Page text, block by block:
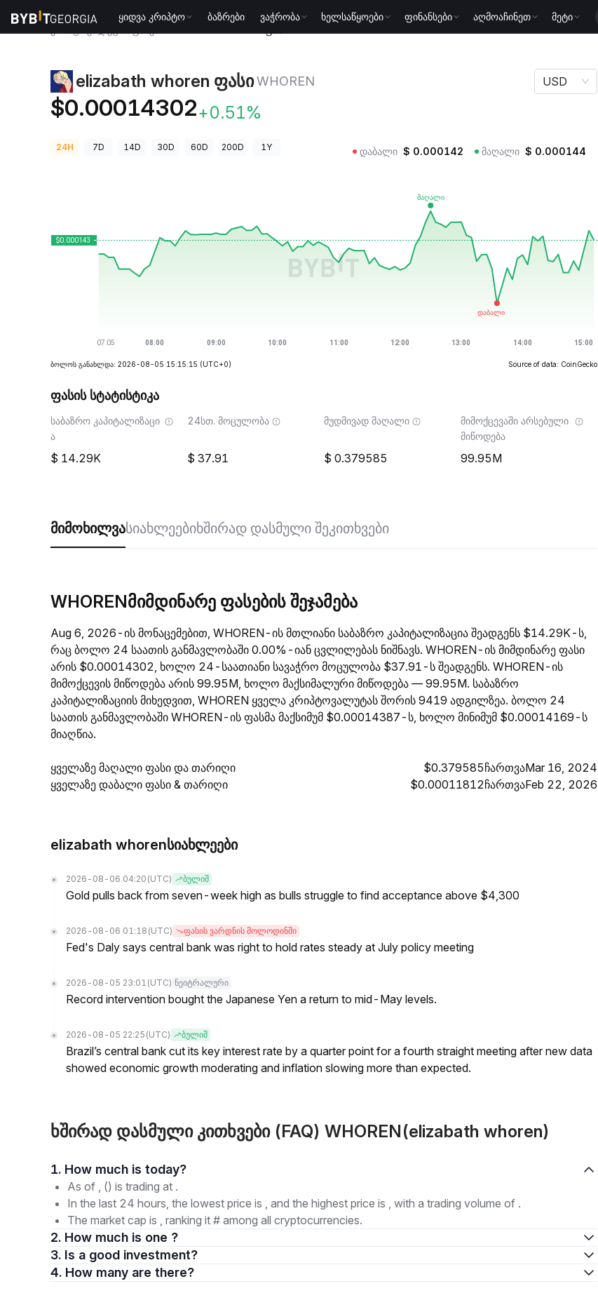
ყიდვა კრიპტო ბაზრები ვაჭრობა ხელსაწყოები ფინანსები აღმოაჩინეთ მეტი
elizabath whoren ფასიWHOREN
$0.00014302+0.51%
USD
24H 7D 14D 30D 60D 200D 1Y დაბალი $ 0.000142 მაღალი $ 0.000144
ბოლოს განახლდა: 2026-08-05 15:15:15 (UTC+0) Source of data: CoinGecko
ფასის სტატისტიკა
საბაზრო კაპიტალიზაცი
ა
14.29K
24სთ. მოცულობა
37.91
მუდმივად მაღალი
0.379585
მიმოქცევაში არსებული
მიწოდება
99.95M
მიმოხილვასიახლეებიხშირად დასმული შეკითხვები
WHORENმიმდინარე ფასების შეჯამება
Aug 6, 2026-ის მონაცემებით, WHOREN-ის მთლიანი საბაზრო კაპიტალიზაცია შეადგენს $14.29K-ს,
რაც ბოლო 24 საათის განმავლობაში 0.00%-იან ცვლილებას ნიშნავს. WHOREN-ის მიმდინარე ფასი
არის $0.00014302, ხოლო 24-საათიანი სავაჭრო მოცულობა $37.91-ს შეადგენს. WHOREN-ის
მიმოქცევის მიწოდება არის 99.95M, ხოლო მაქსიმალური მიწოდება — 99.95M. საბაზრო
კაპიტალიზაციის მიხედვით, WHOREN ყველა კრიპტოვალუტას შორის 9419 ადგილზეა. ბოლო 24
საათის განმავლობაში WHOREN-ის ფასმა მაქსიმუმ $0.00014387-ს, ხოლო მინიმუმ $0.00014169-ს
მიაღწია.
ყველაზე მაღალი ფასი და თარიღი
$0.379585ჩართვაMar 16, 2024
ყველაზე დაბალი ფასი & თარიღი
$0.00011812ჩართვაFeb 22, 2026
elizabath whorenსიახლეები
2026-08-06 04:20 (UTC) ბულიშ
Gold pulls back from seven-week high as bulls struggle to find acceptance above $4,300
2026-08-06 01:18 (UTC) ფასის ვარდნის მოლოდინში
Fed's Daly says central bank was right to hold rates steady at July policy meeting
2026-08-05 23:01 (UTC) ნეიტრალური
Record intervention bought the Japanese Yen a return to mid-May levels.
2026-08-05 22:25 (UTC) ბულიშ
Brazil’s central bank cut its key interest rate by a quarter point for a fourth straight meeting after new data
showed economic growth moderating and inflation slowing more than expected.
ხშირად დასმული კითხვები (FAQ) WHOREN(elizabath whoren)
1. How much is today?
As of , () is trading at .
In the last 24 hours, the lowest price is , and the highest price is , with a trading volume of .
The market cap is , ranking it # among all cryptocurrencies.
2. How much is one ?
3. Is a good investment?
4. How many are there?